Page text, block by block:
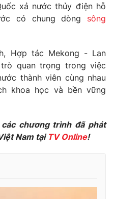
video
động sản
lòng Việt
mình bằng AI
xả nước thủy điện hỗ
có chung dòng sông
Hợp tác Mekong - Lan
quan trọng trong việc
thành viên cùng nhau
khoa học và bền vững
chương trình đã phát
Nam tại TV Online!